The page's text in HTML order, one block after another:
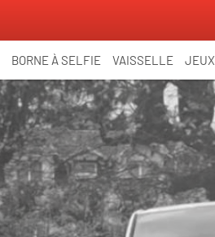
BORNE À SELFIE VAISSELLE JEUX